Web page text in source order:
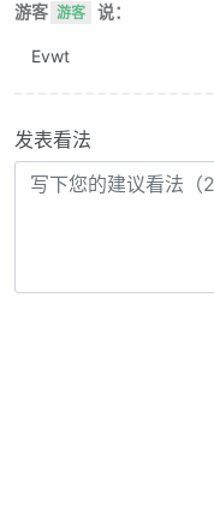
游客 游客 说：
Evwt
发表看法